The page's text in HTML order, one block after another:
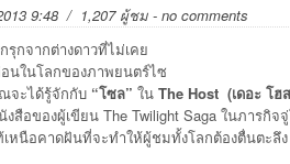
9:48 / 1,207 ผู้ชม - no comments
รุกจากต่างดาวที่ไม่เคย
นในโลกของภาพยนตร์ไซ
จะได้รู้จักกับ “โซล” ใน The Host (เดอะ โฮ
งสือของผู้เขียน The Twilight Saga ในภาร
หนือคาดฝันที่จะทำให้ผู้ชมทั้งโลกต้องตื่นตะลึง